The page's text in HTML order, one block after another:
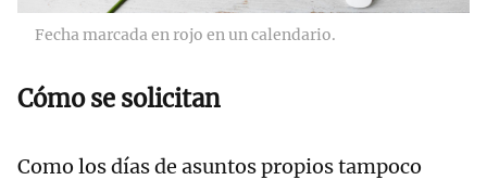
Fecha marcada en rojo en un calendario.
Cómo se solicitan
Como los días de asuntos propios tampoco